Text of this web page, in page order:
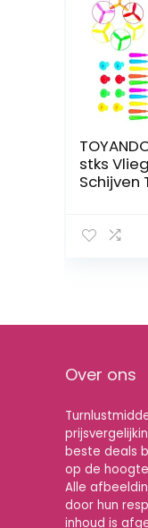
stks
Schijven
Spinning
Over ons
beste deals
op de
Alle
door hun
inhoud is